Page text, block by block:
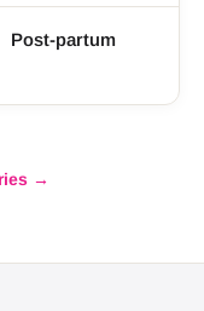
PAR SGS
Post-partum
→